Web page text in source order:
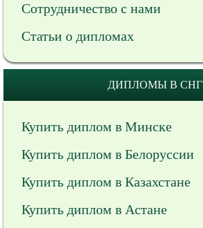
Сотрудничество с нами
Статьи о дипломах
ДИПЛОМЫ В СНГ
Купить диплом в Минске
Купить диплом в Белоруссии
Купить диплом в Казахстане
Купить диплом в Астане